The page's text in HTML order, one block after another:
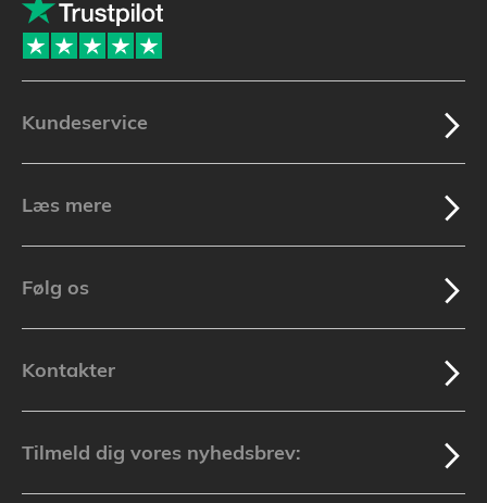
Kundeservice
Læs mere
Følg os
Kontakter
Tilmeld dig vores nyhedsbrev: